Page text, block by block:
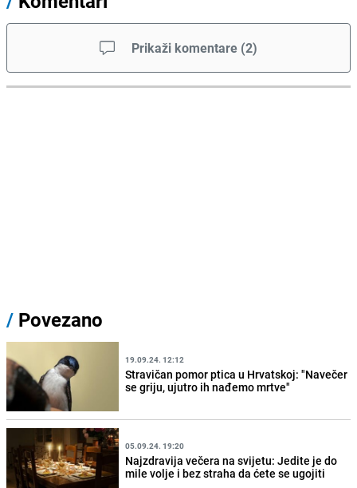
Prikaži komentare (2)
/ Povezano
19.09.24. 12:12
Stravičan pomor ptica u Hrvatskoj: "Navečer
se griju, ujutro ih nađemo mrtve"
05.09.24. 19:20
Najzdravija večera na svijetu: Jedite je do
mile volje i bez straha da ćete se ugojiti